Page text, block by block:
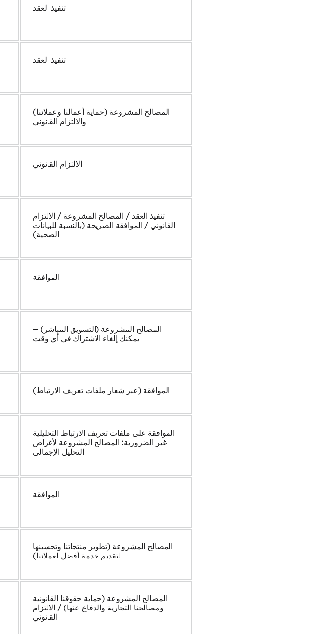
تنفيذ العقد
تنفيذ العقد
المصالح المشروعة (حماية أعمالنا وعملائنا)
والالتزام القانوني
الالتزام القانوني
تنفيذ العقد / المصالح المشروعة / الالتزام
القانوني / الموافقة الصريحة (بالنسبة للبيانات
الصحية)
الموافقة
المصالح المشروعة (التسويق المباشر) –
يمكنك إلغاء الاشتراك في أي وقت
الموافقة (عبر شعار ملفات تعريف الارتباط)
الموافقة على ملفات تعريف الارتباط التحليلية
غير الضرورية؛ المصالح المشروعة لأغراض
التحليل الإجمالي
الموافقة
المصالح المشروعة (تطوير منتجاتنا وتحسينها
لتقديم خدمة أفضل لعملائنا)
المصالح المشروعة (حماية حقوقنا القانونية
ومصالحنا التجارية والدفاع عنها) / الالتزام
القانوني